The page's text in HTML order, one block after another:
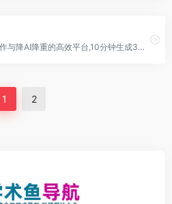
千笔写作,专注AI论文写作与降AI降重的高效平台,10分钟生成3万字论文,附带真实参考文献图表公式代码,支持开题报告答辩PPT全流程
1 2